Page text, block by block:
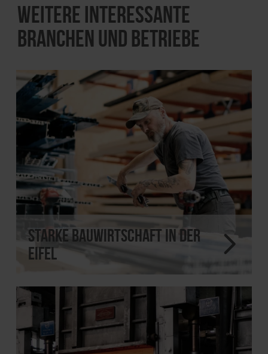
Weitere interessante
Branchen und Betriebe
Starke Bauwirtschaft in der
Eifel